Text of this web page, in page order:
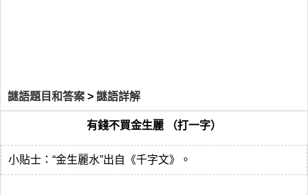
謎語題目和答案 > 謎語詳解
有錢不買金生麗 （打一字）
小貼士：“金生麗水”出自《千字文》。